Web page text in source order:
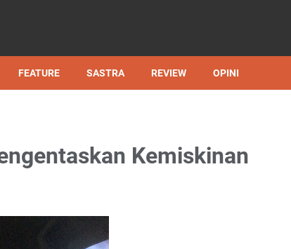
FEATURE SASTRA REVIEW OPINI
Kemiskinan